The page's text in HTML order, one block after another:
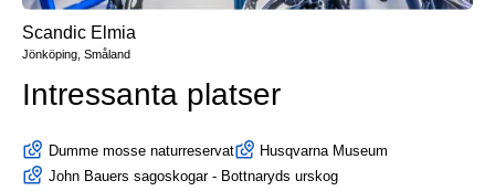
Scandic Elmia
Jönköping, Småland
Intressanta platser
Dumme mosse naturreservat
Husqvarna Museum
John Bauers sagoskogar - Bottnaryds urskog